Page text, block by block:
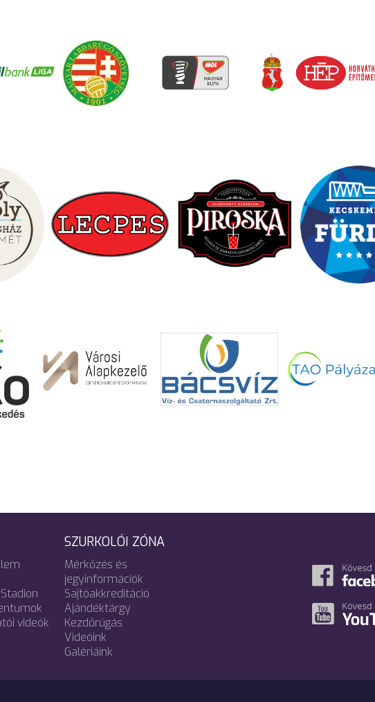
videók
SZURKOLÓI ZÓNA
Mérkőzés és
jegyinformációk
Sajtóakkreditáció
Ajándéktárgy
Kezdőrúgás
Videóink
Galériáink